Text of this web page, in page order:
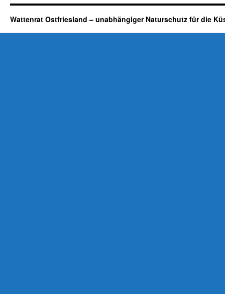
Wattenrat Ostfriesland – unabhängiger Naturschutz für die